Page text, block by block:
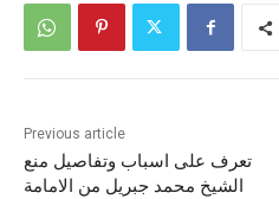
Previous article
تعرف على اسباب وتفاصيل منع
الشيخ محمد جبريل من الامامة